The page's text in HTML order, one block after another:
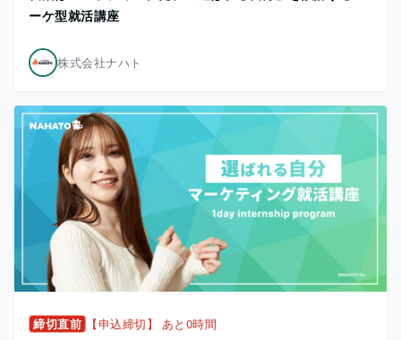
ーケ型就活講座
株式会社ナハト
締切直前 【申込締切】 あと0時間